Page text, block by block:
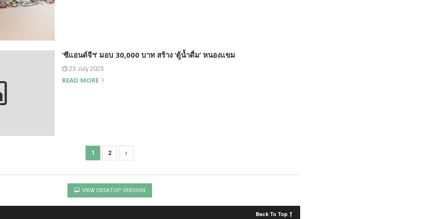
‘ซีแอนด์จีฯ’ มอบ 30,000 บาท สร้าง ‘ตู้น้ำดื่ม’ หนองแขม
23 July 2025
READ MORE
1 2
VIEW DESKTOP VERSION
Back To Top